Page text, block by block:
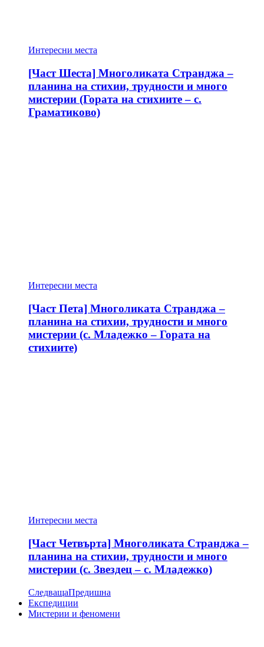
Интересни места
[Част Шеста] Многоликата Странджа –
планина на стихии, трудности и много
мистерии (Гората на стихиите – с.
Граматиково)
Интересни места
[Част Пета] Многоликата Странджа –
планина на стихии, трудности и много
мистерии (с. Младежко – Гората на
стихиите)
Интересни места
[Част Четвърта] Многоликата Странджа –
планина на стихии, трудности и много
мистерии (с. Звездец – с. Младежко)
СледващаПредишна
Експедиции
Мистерии и феномени